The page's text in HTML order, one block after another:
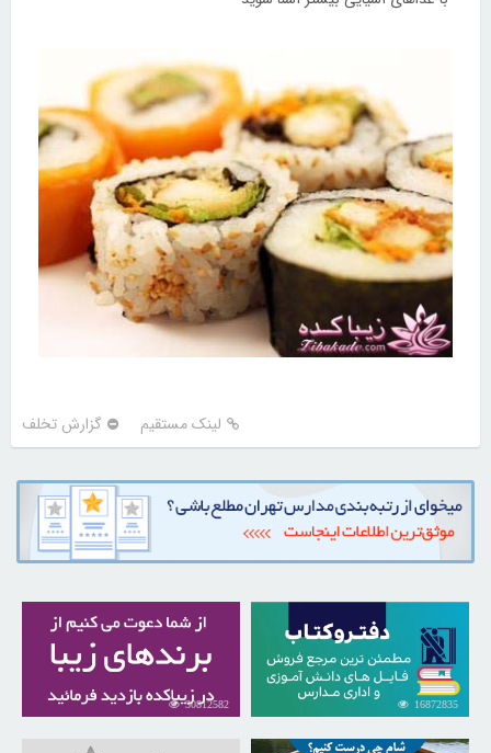
لینک مستقیم گزارش تخلف
16872835
30812582